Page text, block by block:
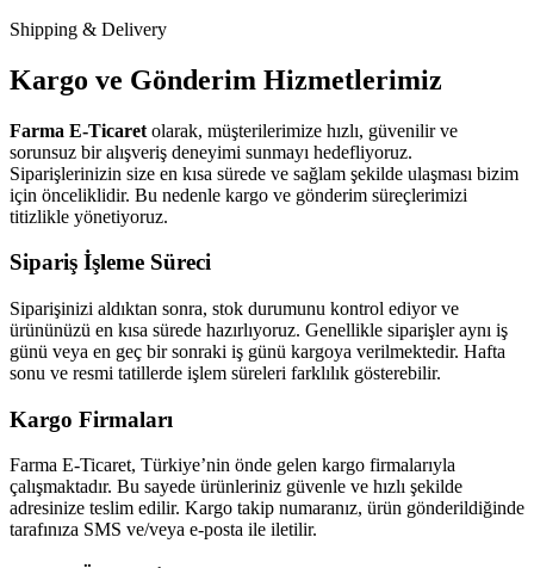
Shipping & Delivery
Kargo ve Gönderim Hizmetlerimiz
Farma E-Ticaret olarak, müşterilerimize hızlı, güvenilir ve
sorunsuz bir alışveriş deneyimi sunmayı hedefliyoruz.
Siparişlerinizin size en kısa sürede ve sağlam şekilde ulaşması bizim
için önceliklidir. Bu nedenle kargo ve gönderim süreçlerimizi
titizlikle yönetiyoruz.
Sipariş İşleme Süreci
Siparişinizi aldıktan sonra, stok durumunu kontrol ediyor ve
ürününüzü en kısa sürede hazırlıyoruz. Genellikle siparişler aynı iş
günü veya en geç bir sonraki iş günü kargoya verilmektedir. Hafta
sonu ve resmi tatillerde işlem süreleri farklılık gösterebilir.
Kargo Firmaları
Farma E-Ticaret, Türkiye’nin önde gelen kargo firmalarıyla
çalışmaktadır. Bu sayede ürünleriniz güvenle ve hızlı şekilde
adresinize teslim edilir. Kargo takip numaranız, ürün gönderildiğinde
tarafınıza SMS ve/veya e-posta ile iletilir.